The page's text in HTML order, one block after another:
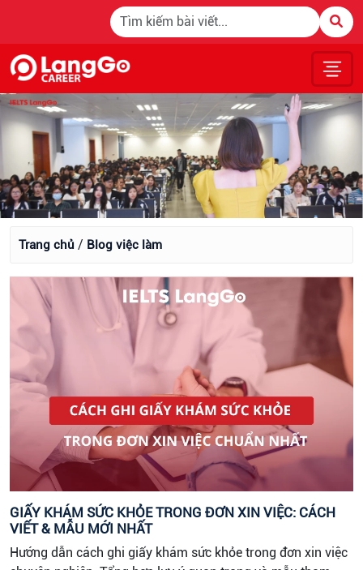
Blog việc làm
Trang chủ / Blog việc làm
GIẤY KHÁM SỨC KHỎE TRONG ĐƠN XIN VIỆC: CÁCH
VIẾT & MẪU MỚI NHẤT
Hướng dẫn cách ghi giấy khám sức khỏe trong đơn xin việc